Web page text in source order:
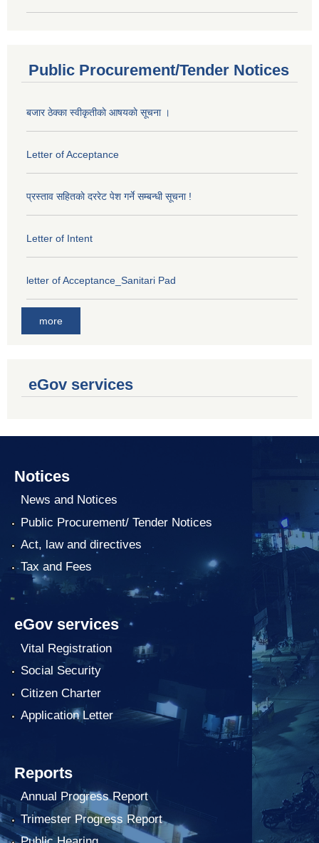
Public Procurement/Tender Notices
बजार ठेक्का स्वीकृतीकाे आषयकाे सूचना ।
Letter of Acceptance
प्रस्ताव सहितकाे दररेट पेश गर्ने सम्बन्धी सूचना !
Letter of Intent
letter of Acceptance_Sanitari Pad
more
eGov services
Notices
News and Notices
Public Procurement/ Tender Notices
Act, law and directives
Tax and Fees
eGov services
Vital Registration
Social Security
Citizen Charter
Application Letter
Reports
Annual Progress Report
Trimester Progress Report